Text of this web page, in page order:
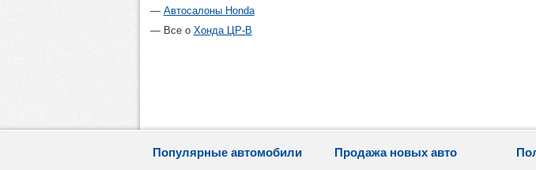
Автосалоны Honda
Все о Хонда ЦР-В
Популярные автомобили Продажа новых авто